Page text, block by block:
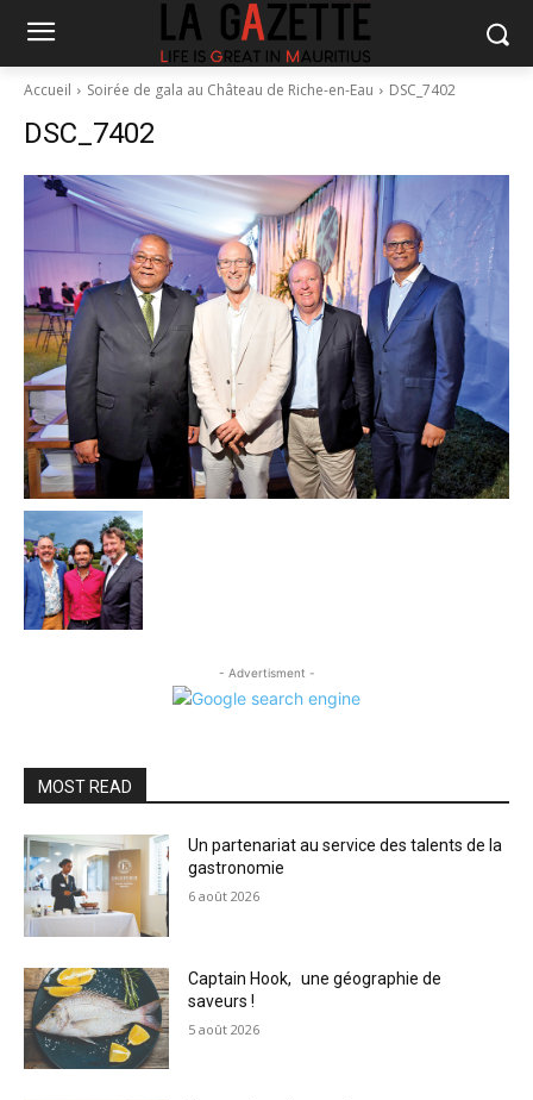
Accueil Soirée de gala au Château de Riche-en-Eau DSC_7402
DSC_7402
- Advertisment -
MOST READ
Un partenariat au service des talents de la
gastronomie
6 août 2026
Captain Hook, une géographie de
saveurs !
5 août 2026